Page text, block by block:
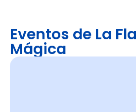
Eventos de La
Mágica